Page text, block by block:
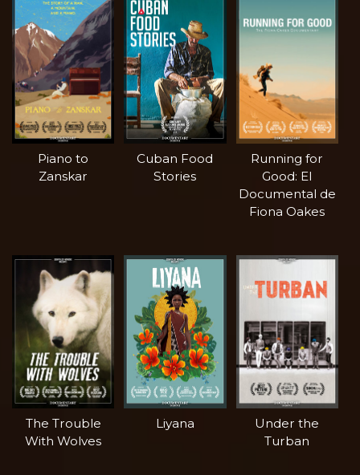
Piano to
Zanskar
Cuban Food
Stories
Running for
Good: El
Documental de
Fiona Oakes
The Trouble
With Wolves
Liyana
Under the
Turban